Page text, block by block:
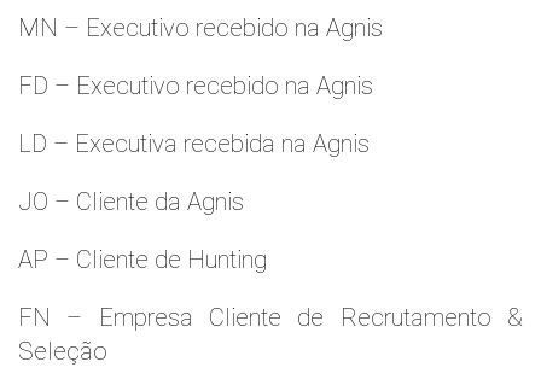
MN – Executivo recebido na Agnis
FD – Executivo recebido na Agnis
LD – Executiva recebida na Agnis
JO – Cliente da Agnis
AP – Cliente de Hunting
FN – Empresa Cliente de Recrutamento &
Seleção